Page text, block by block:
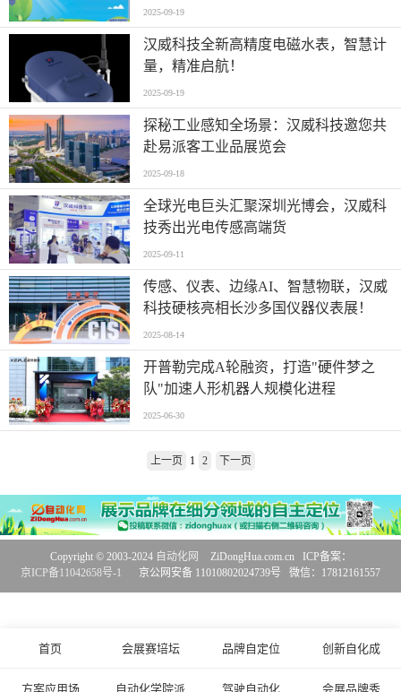
2025-09-19
汉威科技全新高精度电磁水表，智慧计
量，精准启航！
2025-09-19
探秘工业感知全场景：汉威科技邀您共
赴易派客工业品展览会
2025-09-18
全球光电巨头汇聚深圳光博会，汉威科
技秀出光电传感高端货
2025-09-11
传感、仪表、边缘AI、智慧物联，汉威
科技硬核亮相长沙多国仪器仪表展！
2025-08-14
开普勒完成A轮融资，打造"硬件梦之
队"加速人形机器人规模化进程
2025-06-30
上一页 1 2 下一页
首页 会展赛培坛 品牌自定位 创新自化成
方案应用场 自动化学院派 驾驶自动化 会展品牌秀
Copyright © 2003-2024 自动化网
ZiDongHua.com.cn ICP备案：
京ICP备11042658号-1
京公网安备 11010802024739号 微信：17812161557